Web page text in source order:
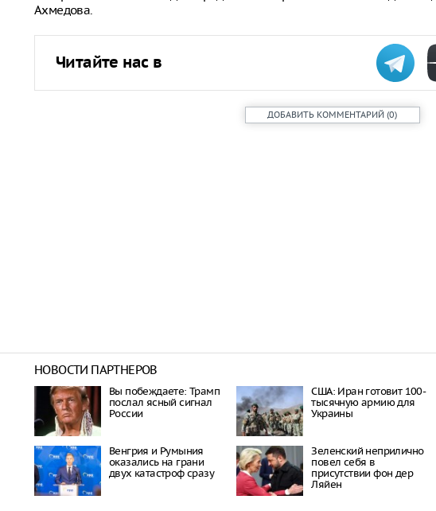
Ахмедова.
Читайте нас в
ДОБАВИТЬ КОММЕНТАРИЙ (0)
НОВОСТИ ПАРТНЕРОВ
Вы побеждаете: Трамп
послал ясный сигнал
России
США: Иран готовит 100-
тысячную армию для
Украины
Венгрия и Румыния
оказались на грани
двух катастроф сразу
Зеленский неприлично
повел cебя в
присутствии фон дер
Ляйен